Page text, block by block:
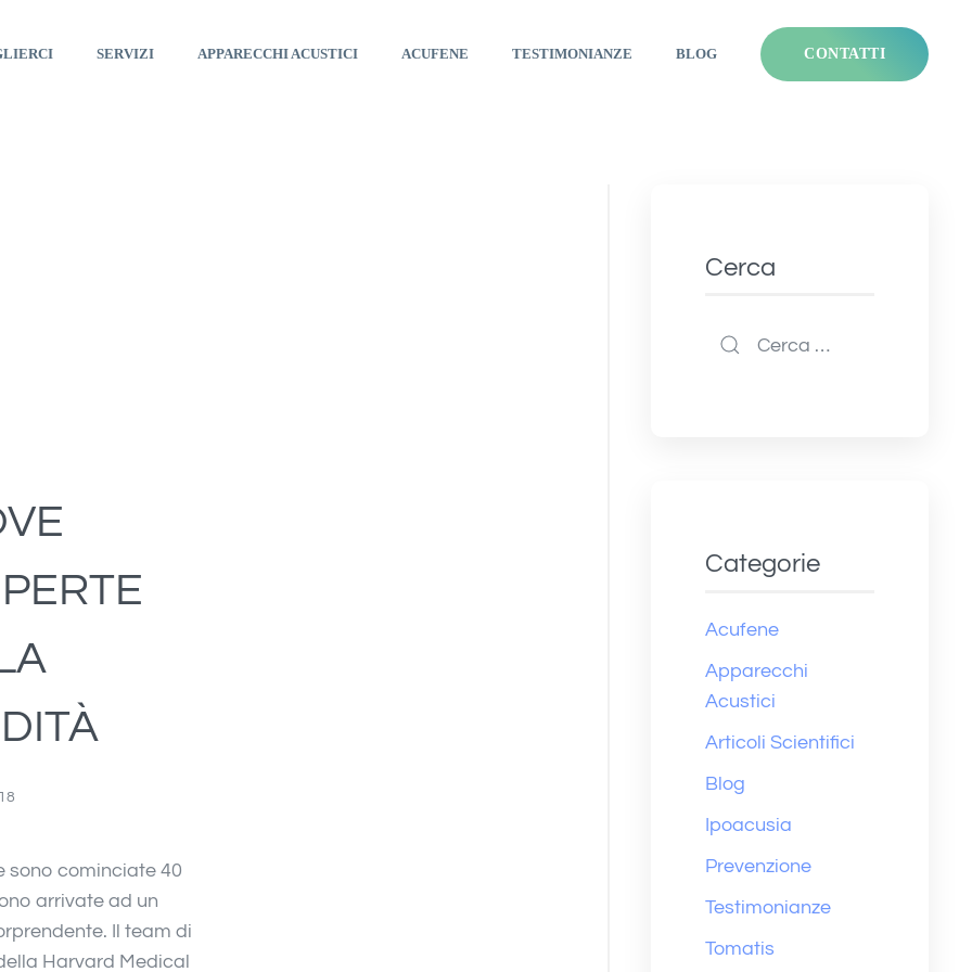
SERVIZI APPARECCHI ACUSTICI ACUFENE TESTIMONIANZE BLOG CONTATTI
sono cominciate 40
arrivate ad un
Il team di
Harvard Medical
Cerca
Categorie
Acufene
Apparecchi
Acustici
Articoli Scientifici
Blog
Ipoacusia
Prevenzione
Testimonianze
Tomatis